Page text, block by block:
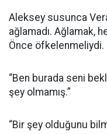
Aleksey susunca
ağlamadı. Ağlamak,
Önce öfkelenmeliydi.
“Ben burada seni
şey olmamış.”
“Bir şey olduğunu